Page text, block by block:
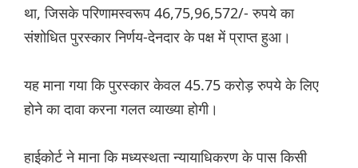
था, जिसके परिणामस्वरूप 46,75,96,572/- रुपये का
संशोधित पुरस्कार निर्णय-देनदार के पक्ष में प्राप्त हुआ।
यह माना गया कि पुरस्कार केवल 45.75 करोड़ रुपये के लिए
होने का दावा करना गलत व्याख्या होगी।
हाईकोर्ट ने माना कि मध्यस्थता न्यायाधिकरण के पास किसी